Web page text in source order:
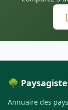
🌳
Annuaire des